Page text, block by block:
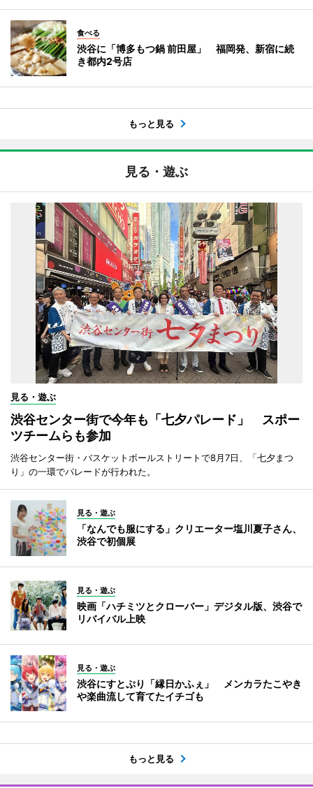
食べる
渋谷に「博多もつ鍋 前田屋」 福岡発、新宿に続
き都内2号店
もっと見る
見る・遊ぶ
見る・遊ぶ
渋谷センター街で今年も「七夕パレード」 スポー
ツチームらも参加
渋谷センター街・バスケットボールストリートで8月7日、「七夕まつ
り」の一環でパレードが行われた。
見る・遊ぶ
「なんでも服にする」クリエーター塩川夏子さん、
渋谷で初個展
見る・遊ぶ
映画「ハチミツとクローバー」デジタル版、渋谷で
リバイバル上映
見る・遊ぶ
渋谷にすとぷり「縁日かふぇ」 メンカラたこやき
や楽曲流して育てたイチゴも
もっと見る